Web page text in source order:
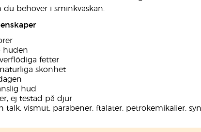
behöver i sminkväskan.
huden
fetter
skönhet
hud
ej testad på djur
talk, vismut, parabener, ftalater, petrokemikalier,